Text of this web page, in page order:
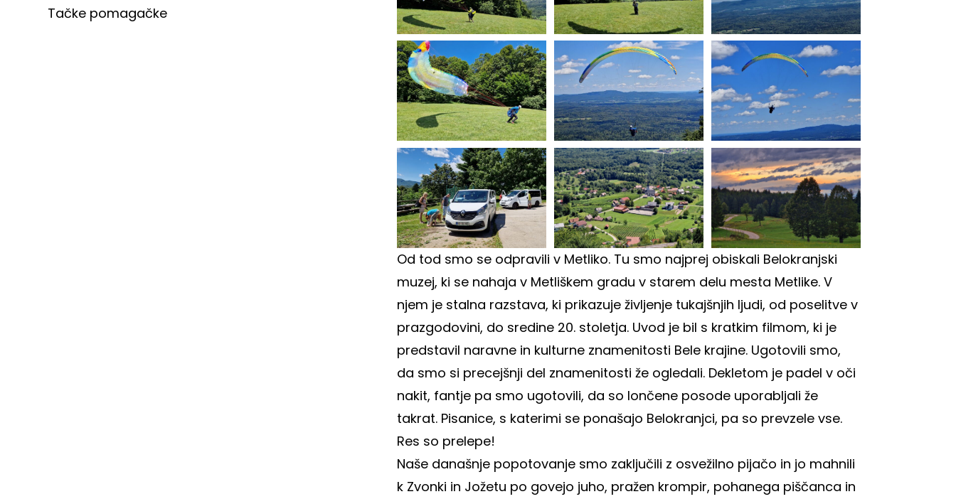
Tačke pomagačke
Od tod smo se odpravili v Metliko. Tu smo najprej obiskali Belokranjski
muzej, ki se nahaja v Metliškem gradu v starem delu mesta Metlike. V
njem je stalna razstava, ki prikazuje življenje tukajšnjih ljudi, od poselitve v
prazgodovini, do sredine 20. stoletja. Uvod je bil s kratkim filmom, ki je
predstavil naravne in kulturne znamenitosti Bele krajine. Ugotovili smo,
da smo si precejšnji del znamenitosti že ogledali. Dekletom je padel v oči
nakit, fantje pa smo ugotovili, da so lončene posode uporabljali že
takrat. Pisanice, s katerimi se ponašajo Belokranjci, pa so prevzele vse.
Res so prelepe!
Naše današnje popotovanje smo zaključili z osvežilno pijačo in jo mahnili
k Zvonki in Jožetu po govejo juho, pražen krompir, pohanega piščanca in